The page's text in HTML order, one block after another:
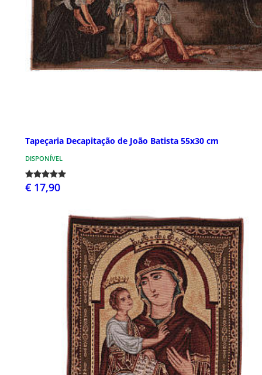
Tapeçaria Decapitação de João Batista 55x30 cm
DISPONÍVEL
€ 17,90